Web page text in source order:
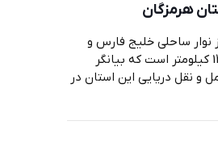
هرمزگان
نوار ساحلی خلیج فارس و
دریای عمان 1400 کیلومتر است که بیانگر
و نقل دریایی این استان در